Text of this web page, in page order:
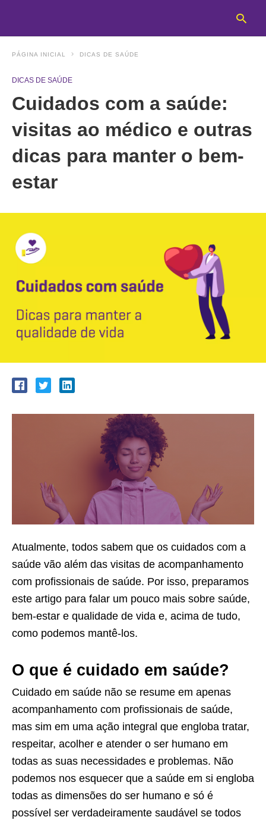
PÁGINA INICIAL DICAS DE SAÚDE
DICAS DE SAÚDE
Cuidados com a saúde:
visitas ao médico e outras
dicas para manter o bem-
estar
Atualmente, todos sabem que os cuidados com a
saúde vão além das visitas de acompanhamento
com profissionais de saúde. Por isso, preparamos
este artigo para falar um pouco mais sobre saúde,
bem-estar e qualidade de vida e, acima de tudo,
como podemos mantê-los.
O que é cuidado em saúde?
Cuidado em saúde não se resume em apenas
acompanhamento com profissionais de saúde,
mas sim em uma ação integral que engloba tratar,
respeitar, acolher e atender o ser humano em
todas as suas necessidades e problemas. Não
podemos nos esquecer que a saúde em si engloba
todas as dimensões do ser humano e só é
possível ser verdadeiramente saudável se todos